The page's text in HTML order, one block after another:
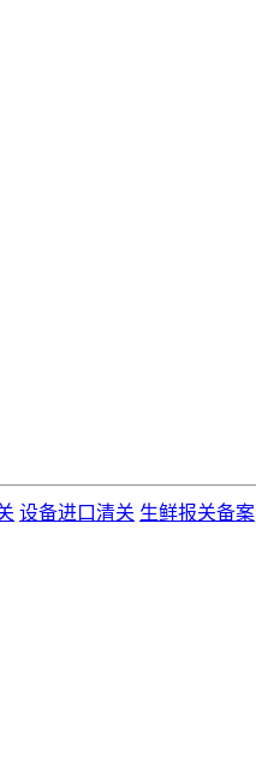
设备进口清关 生鲜报关备案